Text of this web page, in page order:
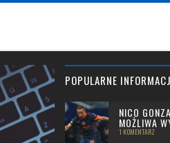
POPULARNE
NICO
MOŻLIWA
1 KOMENTARZ